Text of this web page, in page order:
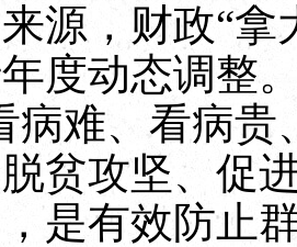
源，财政“拿
度动态调整
病难、看病贵
贫攻坚、促
是有效防止